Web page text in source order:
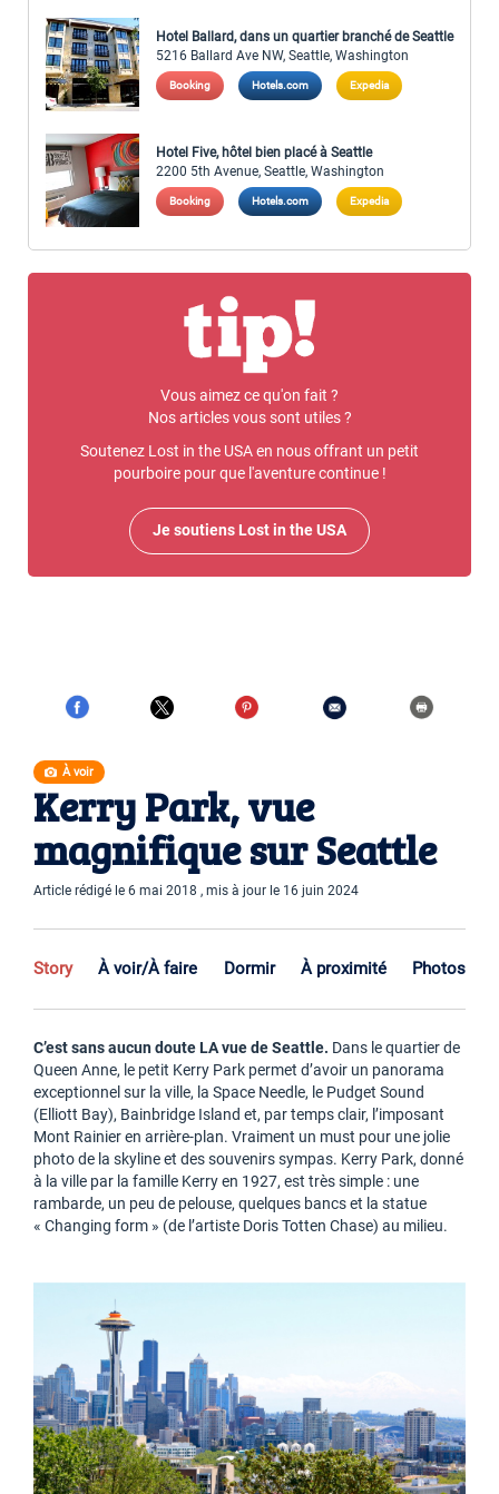
À voir
Kerry Park, vue
magnifique sur Seattle
Article rédigé le 6 mai 2018 , mis à jour le 16 juin 2024
Story À voir/À faire Dormir À proximité Photos
C’est sans aucun doute LA vue de Seattle. Dans le quartier de
Queen Anne, le petit Kerry Park permet d’avoir un panorama
exceptionnel sur la ville, la Space Needle, le Pudget Sound
(Elliott Bay), Bainbridge Island et, par temps clair, l’imposant
Mont Rainier en arrière-plan. Vraiment un must pour une jolie
photo de la skyline et des souvenirs sympas. Kerry Park, donné
à la ville par la famille Kerry en 1927, est très simple : une
rambarde, un peu de pelouse, quelques bancs et la statue
« Changing form » (de l’artiste Doris Totten Chase) au milieu.
Hotel Ballard, dans un quartier branché de Seattle
5216 Ballard Ave NW, Seattle, Washington
Booking Hotels.com Expedia
Hotel Five, hôtel bien placé à Seattle
2200 5th Avenue, Seattle, Washington
Booking Hotels.com Expedia
Vous aimez ce qu'on fait ?
Nos articles vous sont utiles ?
Soutenez Lost in the USA en nous offrant un petit
pourboire pour que l'aventure continue !
Je soutiens Lost in the USA